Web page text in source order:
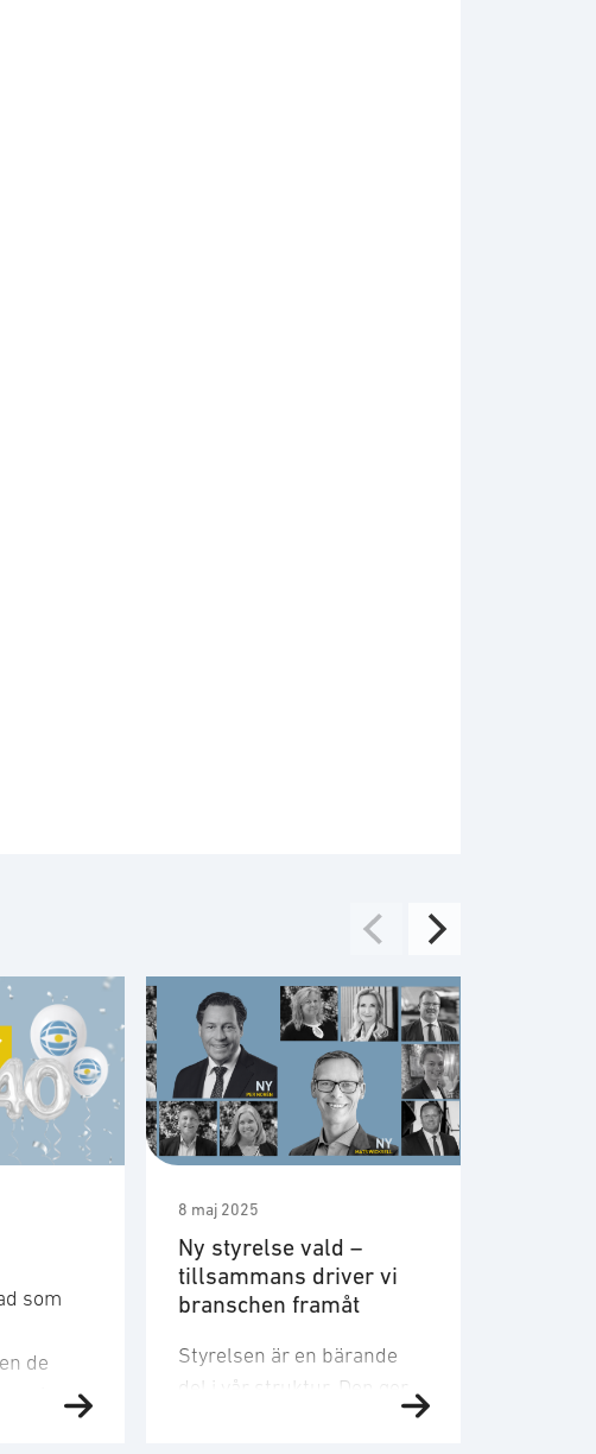
som
de
8 maj 2025
Ny styrelse vald –
tillsammans driver vi
branschen framåt
Styrelsen är en bärande
del i vår struktur. Den ger